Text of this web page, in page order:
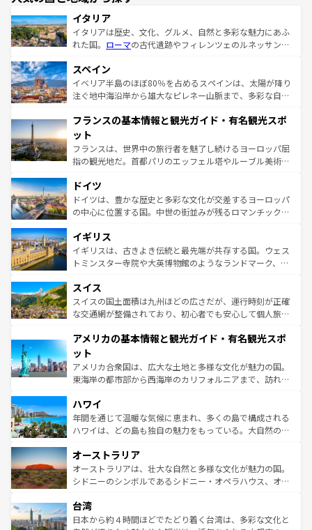
イタリア
イタリアは歴史、文化、グルメ、自然と多彩な魅力にあふ
れた国。 ローマの古代遺跡やフィレンツェのルネッサンス
ろん、トスカーナの美しい田園風景やアマルフィ海岸の絶
景など、自然景観も見逃せない。観光の合間には、本場の
ピザやパスタなど、絶品のイタリア料理を堪能することも
ませてくれるイタリアで、忘れられない旅をしてみよう！
なお、新着のイタリア情報は
しい。
スペイン
イベリア半島のほぼ80％を占めるスペインは、太陽が降り
注ぐ地中海沿岸から雄大なピレネー山脈まで、多彩な自然
文化が根付くこの国では、情熱的なフラメンコ、熱気あふ
れる闘牛、そして美味しいタパスが生活の一部となってい
る。首都マドリードの洗練された雰囲気や、バルセロナの
アートに溢れた街角から、地方では古代ローマ遺跡や中世
せる。地方によって風土や気候が異なるスペインはその個
性で訪れる人を魅了する。 なお、新着のスペイン情報は コ
ンテンツ一覧を参照してほしい。
フランスの基本情報と観光ガイド・有名観光スポ
ット
フランスは、世界中の旅行者を魅了し続けるヨーロッパ屈
指の観光地だ。首都パリのエッフェル塔やルーブル美術館
で、幅広い魅力が詰まっている。華麗な宮殿、歴史的な大
聖堂、美しいビーチ、そして豊かな自然が、訪れる者を心
から魅了する。また、フランスは美食の国としても知ら
いる。シャンパンの発祥地であるランス、プロヴァンスの
香り高いラベンダー畑など、多彩な楽しみ方が可能だ。さ
らに、パリ以外の地域にも魅力が溢れており、どの街角に
れる地方に足を運ぶとそれぞれで全く異なる文化を体験で
きるだろう。 なお、新着のフランス情報はコンテンツ一覧
を参照してほしい。
ドイツ
ドイツは、豊かな歴史と多彩な文化が交差するヨーロッパ
の中心に位置する国。中世の街並みが残るロマンチック街
顔を持つこの国は、どこを歩いても飽きることがない。ベ
ルリンの文化的活気、バイエルン州のアルプスの絶景、そ
してライン川沿いのワイン畑といった風景は必見。ビール
は、お酒好きな人にはぜひ体験してほしい。 なお、新着の
ドイツ情報はコンテンツ一覧を参照してほしい。
イギリス
イギリスは、古きよき伝統と最先端が共存する国。ウェス
トミンスター寺院や大英博物館のようなランドマーク、歴
リアごとに異なる魅力がある。また、優雅なアフタヌーン
ティー、ビール好きにはたまらない英国パブ、サッカー観
戦など、本場だからこそできる体験も豊富。イギリスを旅
ンツ一覧を参照してほしい。
スイス
スイスの国土面積は九州ほどの広さだが、運行時刻が正確
な交通網が整備されており、初心者でも安心して個人旅行
の建物がそのまま残る町や、スイスならではのユニークな
博物館もあり、アルプス観光だけでなく町歩きも満喫する
ことができる。国民の所得が高いため物価も高いが、旅行
者向けの交通パス提供のサービスもあり、うまく活用すれ
着のスイス情報は
アメリカの基本情報と観光ガイド・有名観光スポ
ット
アメリカ合衆国は、広大な土地と多様な文化が魅力の国。
東海岸の都市部から西海岸のカリフォルニアまで、訪れる
のような巨大都市は、観光、ショッピング、エンターテイ
ンメントが詰まった刺激的なスポットだ。一方、アメリカ
西部には大自然が広がり、グランドキャニオンやイエロー
部のニューオーリンズでは、音楽と美食が融合した独特の
文化が魅力。旅行者はアメリカの各地域で異なる魅力を楽
しみながら、その多様性と豊かな歴史を感じることができ
ならではの贅沢な旅のスタイルだ。 なお、新着のアメリカ
情報はコンテンツ一覧を参照してほしい。
ハワイ
年間を通じて温暖な気候に恵まれ、多くの島で構成される
ハワイは、どの島も独自の魅力をもっている。大自然の神
ワイ島は見逃せない。また、定番の観光地といえばオアフ
島だが、静かな自然を求めるならマウイ島やカウアイ島が
おすすめ。エメラルドグリーンに輝く海をはじめ、豊かな
れるおもてなしの心で訪れる人々を迎えてくれるハワイの
人々、おいしいローカルフードやハワイアンミュージッ
オーストラリア
オーストラリアは、壮大な自然と多様な文化が魅力の国。
シドニーのシンボルであるシドニー・オペラハウス、オー
リアリーフや大陸中央部にそびえるウルル（エアーズロッ
ク）、タスマニアの美しい原生林やケアンズの熱帯雨林な
台湾
日本から約４時間ほどでたどり着く台湾は、多彩な文化と